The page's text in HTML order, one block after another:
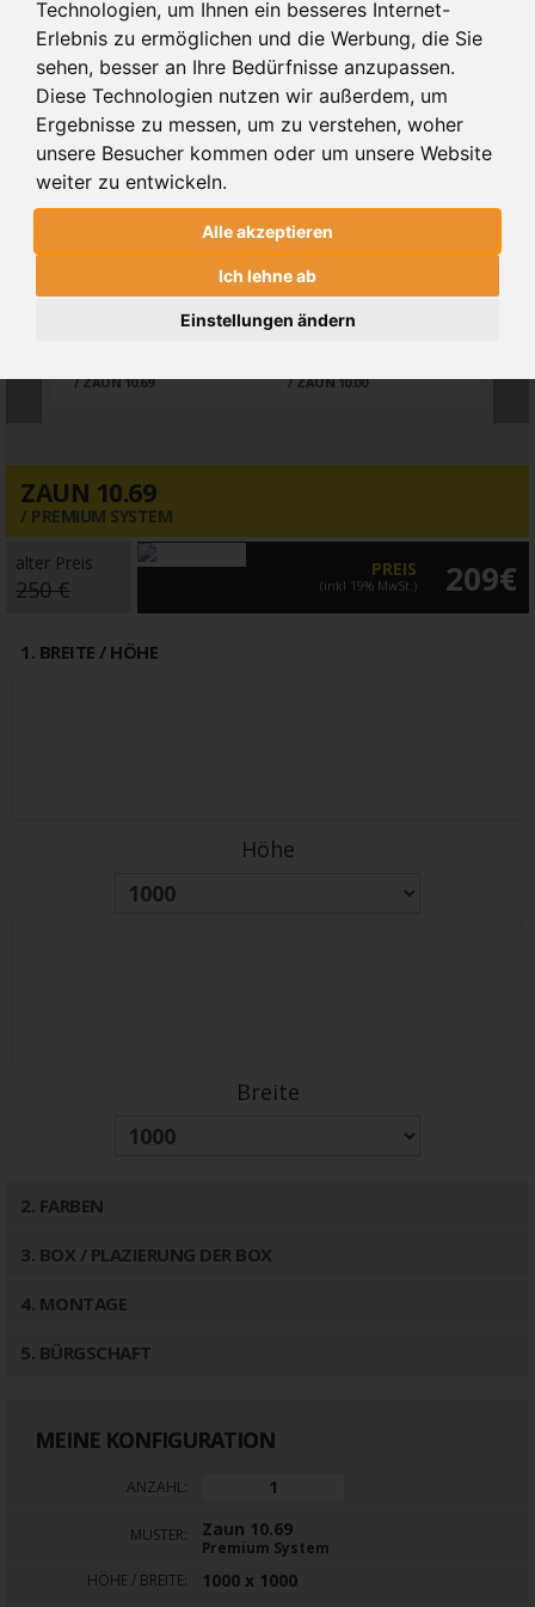
Technologien, um Ihnen ein besseres Internet-
Erlebnis zu ermöglichen und die Werbung, die Sie
sehen, besser an Ihre Bedürfnisse anzupassen.
Diese Technologien nutzen wir außerdem, um
Ergebnisse zu messen, um zu verstehen, woher
unsere Besucher kommen oder um unsere Website
weiter zu entwickeln.
Alle akzeptieren
Ich lehne ab
Einstellungen ändern
Mithilfe des untenstehendenKonfiguratorkönnen Sie Ihr
Wunschtor, egal ob Schiebetor, Drehtor, Pforte oder Zaunfeld
planen.
Geben Sie hierfür die Abmessungen: Höhe, Breite, Wunschfarbe
sowie das gewünschte Zubehör ein.
ZAUN 10.69
209 €
ZAUN 10.00
170 €
ZAUN 10.69
PREMIUM SYSTEM
alter Preis
250 €
PREIS
(inkl 19% MwSt.) 209€
1 . BREITE / HÖHE
Höhe
Breite
2. FARBEN
3. BOX / PLAZIERUNG DER BOX
4. MONTAGE
5. BÜRGSCHAFT
MEINE KONFIGURATION
ANZAHL:
MUSTER: Zaun 10.69
Premium System
HÖHE / BREITE: 1000 x 1000